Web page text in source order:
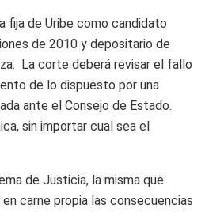
fija de Uribe como candidato
de 2010 y depositario de
La corte deberá revisar el fallo
de lo dispuesto por una
ante el Consejo de Estado.
sin importar cual sea el
de Justicia, la misma que
carne propia las consecuencias